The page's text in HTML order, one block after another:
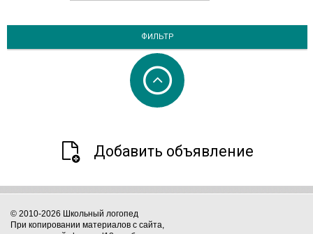
ФИЛЬТР
Добавить объявление
© 2010-2026 Школьный логопед
При копировании материалов с сайта,